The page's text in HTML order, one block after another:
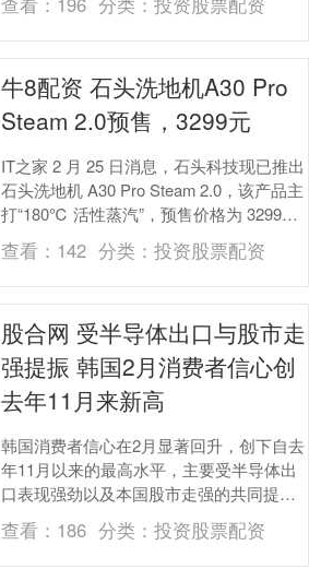
牛8配资 石头洗地机A30 Pro
Steam 2.0预售，3299元
IT之家 2 月 25 日消息，石头科技现已推出
石头洗地机 A30 Pro Steam 2.0，该产品主
打“180℃ 活性蒸汽”，预售价格为 3299
元。 据....
查看： 142 分类： 投资股票配资
股合网 受半导体出口与股市走
强提振 韩国2月消费者信心创
去年11月来新高
韩国消费者信心在2月显著回升，创下自去
年11月以来的最高水平，主要受半导体出
口表现强劲以及本国股市走强的共同提
振。 根据韩国银行周五公布的数据，2月
综合消费者信....
查看： 186 分类： 投资股票配资